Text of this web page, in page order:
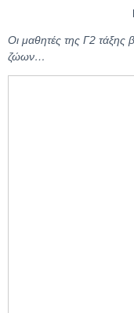
Οι μαθητές της Γ2 τάξης
ζώων…